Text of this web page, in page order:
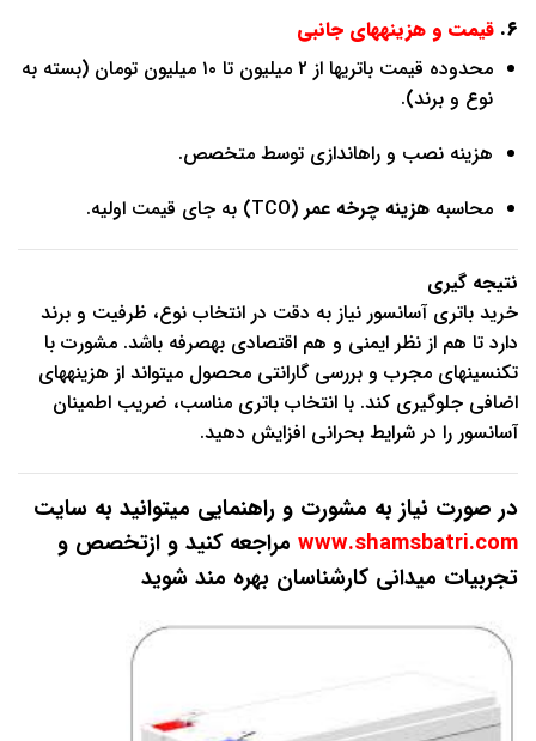
۶. قیمت و هزینههای جانبی
محدوده قیمت باتریها از ۲ میلیون تا ۱۰ میلیون تومان (بسته به
نوع و برند).
هزینه نصب و راهاندازی توسط متخصص.
محاسبه هزینه چرخه عمر (TCO) به جای قیمت اولیه.
نتیجه گیری
خرید باتری آسانسور نیاز به دقت در انتخاب نوع، ظرفیت و برند
دارد تا هم از نظر ایمنی و هم اقتصادی بهصرفه باشد. مشورت با
تکنسینهای مجرب و بررسی گارانتی محصول میتواند از هزینههای
اضافی جلوگیری کند. با انتخاب باتری مناسب، ضریب اطمینان
آسانسور را در شرایط بحرانی افزایش دهید.
در صورت نیاز به مشورت و راهنمایی میتوانید به سایت
www.shamsbatri.com مراجعه کنید و ازتخصص و
تجربیات میدانی کارشناسان بهره مند شوید